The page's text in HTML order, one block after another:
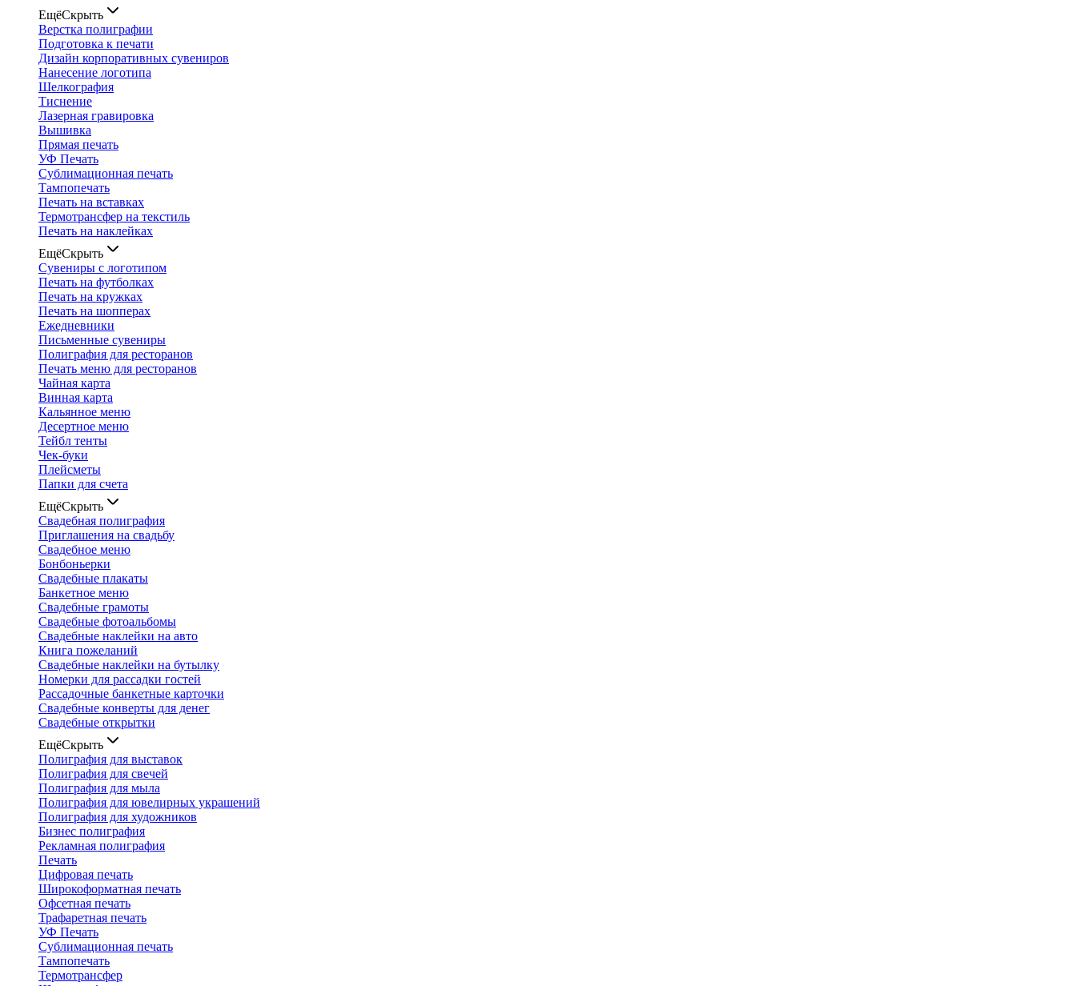
ЕщёСкрыть
Верстка полиграфии
Подготовка к печати
Дизайн корпоративных сувениров
Нанесение логотипа
Шелкография
Тиснение
Лазерная гравировка
Вышивка
Прямая печать
УФ Печать
Сублимационная печать
Тампопечать
Печать на вставках
Термотрансфер на текстиль
Печать на наклейках
ЕщёСкрыть
Сувениры с логотипом
Печать на футболках
Печать на кружках
Печать на шопперах
Ежедневники
Письменные сувениры
Полиграфия для ресторанов
Печать меню для ресторанов
Чайная карта
Винная карта
Кальянное меню
Десертное меню
Тейбл тенты
Чек-буки
Плейсметы
Папки для счета
ЕщёСкрыть
Свадебная полиграфия
Приглашения на свадьбу
Свадебное меню
Бонбоньерки
Свадебные плакаты
Банкетное меню
Свадебные грамоты
Свадебные фотоальбомы
Свадебные наклейки на авто
Книга пожеланий
Свадебные наклейки на бутылку
Номерки для рассадки гостей
Рассадочные банкетные карточки
Свадебные конверты для денег
Свадебные открытки
ЕщёСкрыть
Полиграфия для выставок
Полиграфия для свечей
Полиграфия для мыла
Полиграфия для ювелирных украшений
Полиграфия для художников
Бизнес полиграфия
Рекламная полиграфия
Печать
Цифровая печать
Широкоформатная печать
Офсетная печать
Трафаретная печать
УФ Печать
Сублимационная печать
Тампопечать
Термотрансфер